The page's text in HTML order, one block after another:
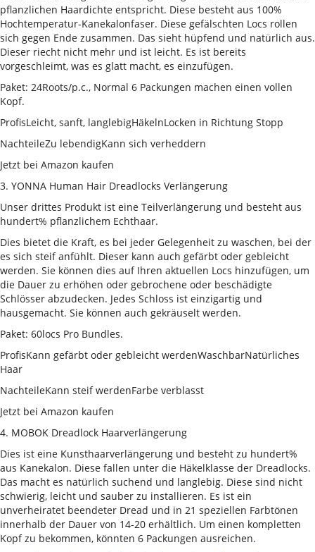
pflanzlichen Haardichte entspricht. Diese besteht aus 100%
Hochtemperatur-Kanekalonfaser. Diese gefälschten Locs rollen
sich gegen Ende zusammen. Das sieht hüpfend und natürlich aus.
Dieser riecht nicht mehr und ist leicht. Es ist bereits
vorgeschleimt, was es glatt macht, es einzufügen.
Paket: 24Roots/p.c., Normal 6 Packungen machen einen vollen
Kopf.
ProfisLeicht, sanft, langlebigHäkelnLocken in Richtung Stopp
NachteileZu lebendigKann sich verheddern
Jetzt bei Amazon kaufen
3. YONNA Human Hair Dreadlocks Verlängerung
Unser drittes Produkt ist eine Teilverlängerung und besteht aus
hundert% pflanzlichem Echthaar.
Dies bietet die Kraft, es bei jeder Gelegenheit zu waschen, bei der
es sich steif anfühlt. Dieser kann auch gefärbt oder gebleicht
werden. Sie können dies auf Ihren aktuellen Locs hinzufügen, um
die Dauer zu erhöhen oder gebrochene oder beschädigte
Schlösser abzudecken. Jedes Schloss ist einzigartig und
hausgemacht. Sie können auch gekräuselt werden.
Paket: 60locs Pro Bundles.
ProfisKann gefärbt oder gebleicht werdenWaschbarNatürliches
Haar
NachteileKann steif werdenFarbe verblasst
Jetzt bei Amazon kaufen
4. MOBOK Dreadlock Haarverlängerung
Dies ist eine Kunsthaarverlängerung und besteht zu hundert%
aus Kanekalon. Diese fallen unter die Häkelklasse der Dreadlocks.
Das macht es natürlich suchend und langlebig. Diese sind nicht
schwierig, leicht und sauber zu installieren. Es ist ein
unverheiratet beendeter Dread und in 21 speziellen Farbtönen
innerhalb der Dauer von 14-20 erhältlich. Um einen kompletten
Kopf zu bekommen, könnten 6 Packungen ausreichen.